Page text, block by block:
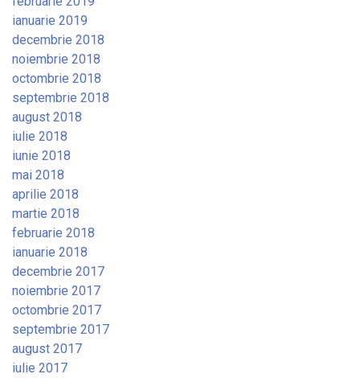
ianuarie 2019
decembrie 2018
noiembrie 2018
octombrie 2018
septembrie 2018
august 2018
iulie 2018
iunie 2018
mai 2018
aprilie 2018
martie 2018
februarie 2018
ianuarie 2018
decembrie 2017
noiembrie 2017
octombrie 2017
septembrie 2017
august 2017
iulie 2017